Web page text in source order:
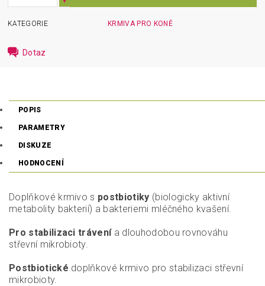
KATEGORIE KRMIVA PRO KONĚ
Dotaz
POPIS
PARAMETRY
DISKUZE
HODNOCENÍ
Doplňkové krmivo s postbiotiky (biologicky aktivní
metabolity bakterií) a bakteriemi mléčného kvašení.
Pro stabilizaci trávenía dlouhodobou rovnováhu
střevní mikrobioty.
Postbiotické doplňkové krmivo pro stabilizaci střevní
mikrobioty.